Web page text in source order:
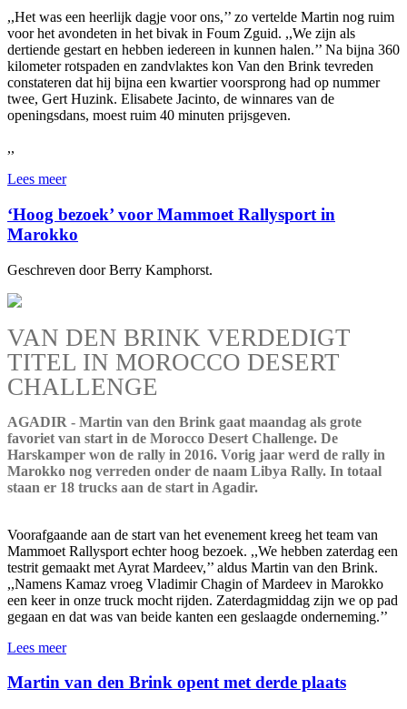
,,Het was een heerlijk dagje voor ons,’’ zo vertelde Martin nog ruim
voor het avondeten in het bivak in Foum Zguid. ,,We zijn als
dertiende gestart en hebben iedereen in kunnen halen.’’ Na bijna 360
kilometer rotspaden en zandvlaktes kon Van den Brink tevreden
constateren dat hij bijna een kwartier voorsprong had op nummer
twee, Gert Huzink. Elisabete Jacinto, de winnares van de
openingsdans, moest ruim 40 minuten prijsgeven.
,,
Lees meer
‘Hoog bezoek’ voor Mammoet Rallysport in
Marokko
Geschreven door Berry Kamphorst.
VAN DEN BRINK VERDEDIGT
TITEL IN MOROCCO DESERT
CHALLENGE
AGADIR - Martin van den Brink gaat maandag als grote
favoriet van start in de Morocco Desert Challenge. De
Harskamper won de rally in 2016. Vorig jaar werd de rally in
Marokko nog verreden onder de naam Libya Rally. In totaal
staan er 18 trucks aan de start in Agadir.
Voorafgaande aan de start van het evenement kreeg het team van
Mammoet Rallysport echter hoog bezoek. ,,We hebben zaterdag een
testrit gemaakt met Ayrat Mardeev,’’ aldus Martin van den Brink.
,,Namens Kamaz vroeg Vladimir Chagin of Mardeev in Marokko
een keer in onze truck mocht rijden. Zaterdagmiddag zijn we op pad
gegaan en dat was van beide kanten een geslaagde onderneming.’’
Lees meer
Martin van den Brink opent met derde plaats